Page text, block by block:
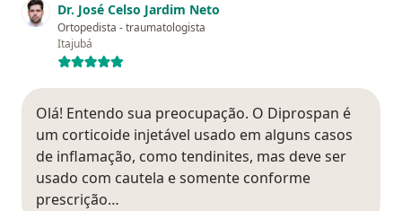
Dr. José Celso Jardim Neto
Ortopedista - traumatologista
Itajubá
Olá! Entendo sua preocupação. O Diprospan é
um corticoide injetável usado em alguns casos
de inflamação, como tendinites, mas deve ser
usado com cautela e somente conforme
prescrição…